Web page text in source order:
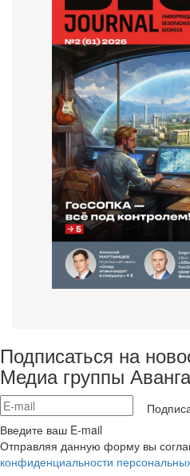
Подписаться на
Медиа группы
Введите ваш E-mail
Отправляя данную форму вы
конфиденциальности